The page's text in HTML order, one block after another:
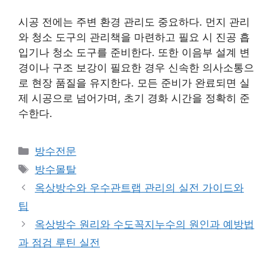
시공 전에는 주변 환경 관리도 중요하다. 먼지 관리
와 청소 도구의 관리책을 마련하고 필요 시 진공 흡
입기나 청소 도구를 준비한다. 또한 이음부 설계 변
경이나 구조 보강이 필요한 경우 신속한 의사소통으
로 현장 품질을 유지한다. 모든 준비가 완료되면 실
제 시공으로 넘어가며, 초기 경화 시간을 정확히 준
수한다.
카
테
고
리
방수전문
태
그
방수몰탈
옥상방수와 우수관트랩 관리의 실전 가이드와
팁
옥상방수 원리와 수도꼭지누수의 원인과 예방법
과 점검 루틴 실전